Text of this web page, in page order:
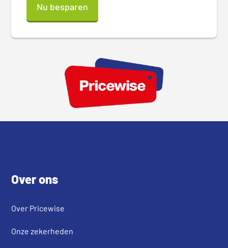
Nu besparen
Over ons
Over Pricewise
Onze zekerheden